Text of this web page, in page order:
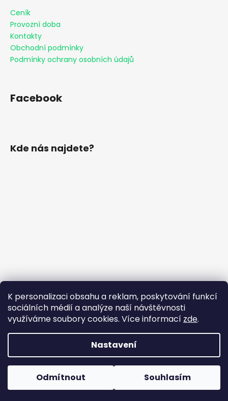
K personalizaci obsahu a reklam, poskytování funkcí
sociálních médií a analýze naší návštěvnosti
využíváme soubory cookies. Více informací zde.
Nastavení
Odmítnout Souhlasím
Možnost výběru data 23.12. je již plné. Vyberte prosím jiné
Ceník
Provozní doba
Kontakty
Obchodní podmínky
Podmínky ochrany osobních údajů
Facebook
Kde nás najdete?
Copyright 2026Rybník TOJO. Všechna práva
vyhrazena.
Upravit nastavení cookies